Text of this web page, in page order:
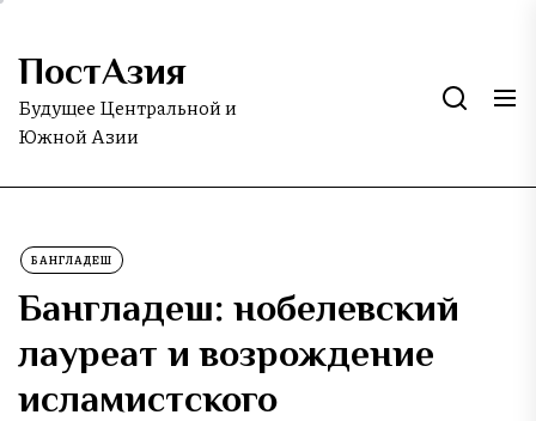
Skip
the
content
ПостАзия
Будущее Центральной и
Южной Азии
БАНГЛАДЕШ
Бангладеш: нобелевский
лауреат и возрождение
исламистского